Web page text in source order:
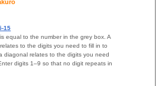
15
equal to the number in the grey box. A
to the digits you need to fill in to
diagonal relates to the digits you need
digits 1–9 so that no digit repeats in